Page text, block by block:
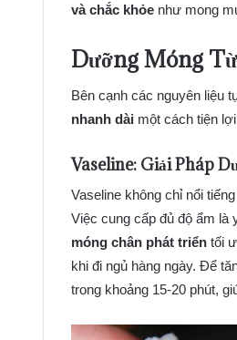
và chắc khỏe như mong
Dưỡng Móng
Bên cạnh các nguyên liệu
nhanh dài một cách tiện
Vaseline: Giải Pháp
Vaseline không chỉ nổi
Việc cung cấp đủ độ ẩm là
móng chân phát triển tối
khi đi ngủ hàng ngày. Để
trong khoảng 15-20 phút,